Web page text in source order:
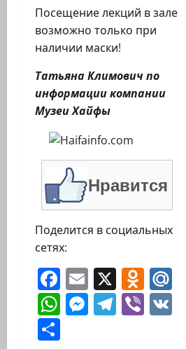
Посещение лекций в зале
возможно только при
наличии маски!
Татьяна Климович по
информации компании
Музеи Хайфы
Нравится
Поделится в социальных
сетях:
Facebook
Email
X
WhatsAppViber